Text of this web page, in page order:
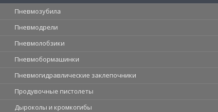
Пневмозубила
Пневмодрели
Пневмолобзики
Пневмобормашинки
Пневмогидравлические заклепочники
Продувочные пистолеты
Дыроколы и кромкогибы